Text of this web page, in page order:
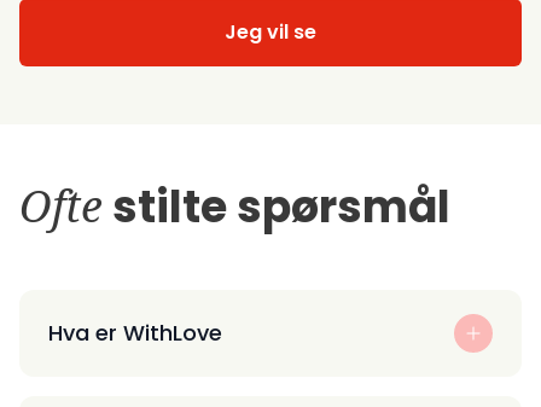
Jeg vil se
Ofte stilte spørsmål
Hva er WithLove